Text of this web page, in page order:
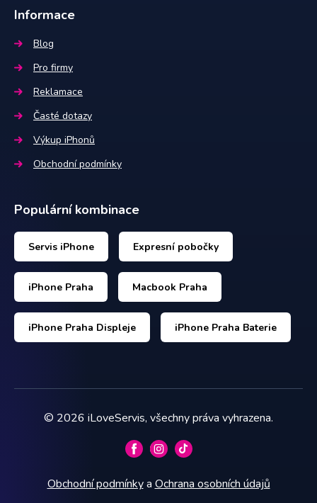
Informace
Blog
Pro firmy
Reklamace
Časté dotazy
Výkup iPhonů
Obchodní podmínky
Populární kombinace
Servis iPhone Expresní pobočky
iPhone Praha Macbook Praha
iPhone Praha Displeje iPhone Praha Baterie
© 2026 iLoveServis, všechny práva vyhrazena.
Obchodní podmínky a Ochrana osobních údajů